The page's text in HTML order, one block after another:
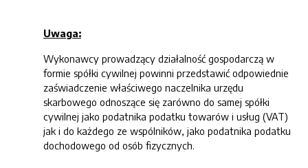
Uwaga:
Wykonawcy prowadzący działalność gospodarczą w
formie spółki cywilnej powinni przedstawić odpowiednie
zaświadczenie właściwego naczelnika urzędu
skarbowego odnoszące się zarówno do samej spółki
cywilnej jako podatnika podatku towarów i usług (VAT)
jak i do każdego ze wspólników, jako podatnika podatku
dochodowego od osób fizycznych.